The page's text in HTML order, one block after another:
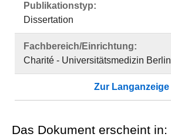
Publikationstyp:
Dissertation
Fachbereich/Einrichtung:
Charité - Universitätsmedizin Berlin
Zur Langanzeige
Das Dokument erscheint in: